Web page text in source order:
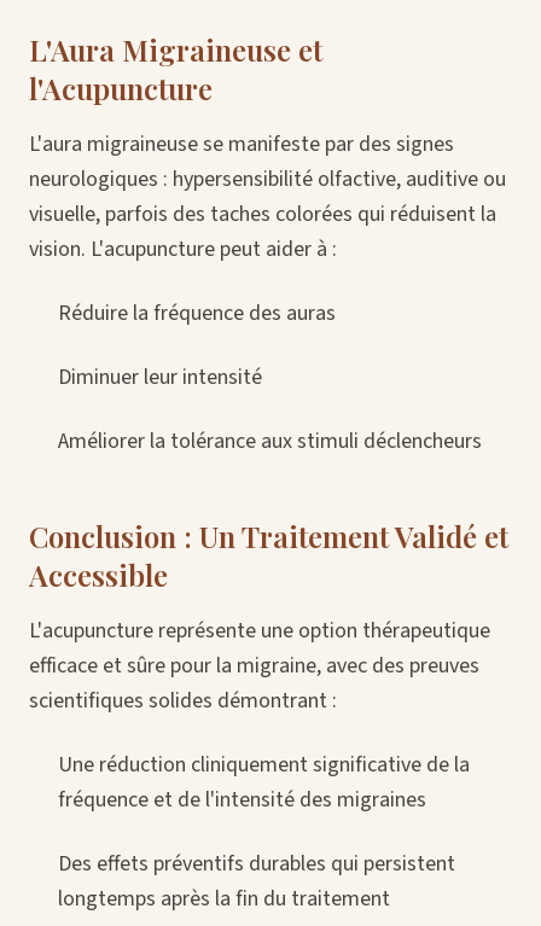
L'Aura Migraineuse et
l'Acupuncture
L'aura migraineuse se manifeste par des signes
neurologiques : hypersensibilité olfactive, auditive ou
visuelle, parfois des taches colorées qui réduisent la
vision. L'acupuncture peut aider à :
Réduire la fréquence des auras
Diminuer leur intensité
Améliorer la tolérance aux stimuli déclencheurs
Conclusion : Un Traitement Validé et
Accessible
L'acupuncture représente une option thérapeutique
efficace et sûre pour la migraine, avec des preuves
scientifiques solides démontrant :
Une réduction cliniquement significative de la
fréquence et de l'intensité des migraines
Des effets préventifs durables qui persistent
longtemps après la fin du traitement